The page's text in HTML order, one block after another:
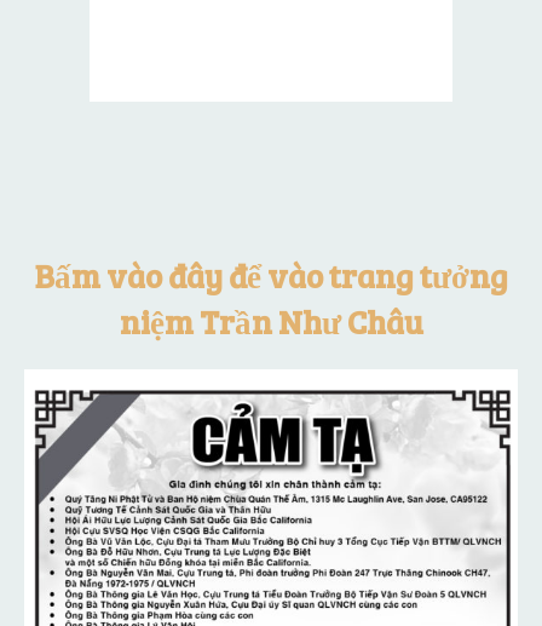
Bấm vào đây để vào trang tưởng
niệm Trần Như Châu